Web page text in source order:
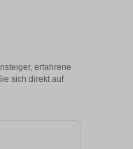
erfahrene
sich direkt auf